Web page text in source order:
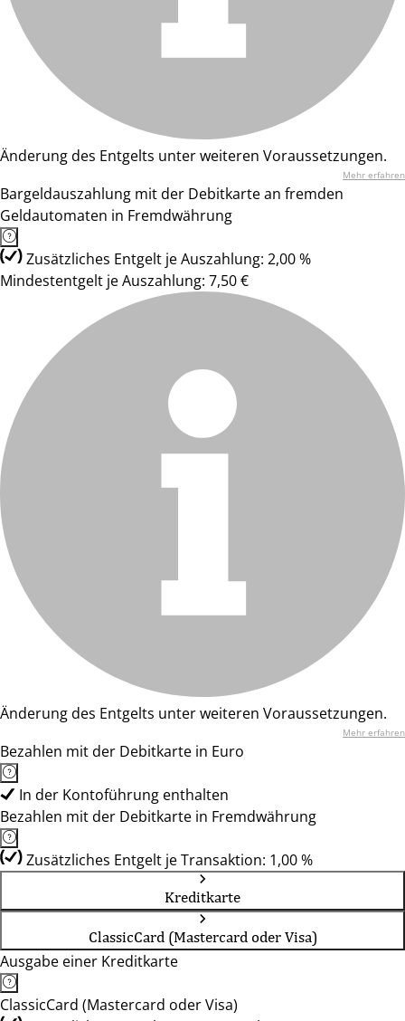
Änderung des Entgelts unter weiteren Voraussetzungen.
Mehr erfahren
Bargeldauszahlung mit der Debitkarte an fremden
Geldautomaten in Fremdwährung
Zusätzliches Entgelt je Auszahlung: 2,00 %
Mindestentgelt je Auszahlung: 7,50 €
Änderung des Entgelts unter weiteren Voraussetzungen.
Mehr erfahren
Bezahlen mit der Debitkarte in Euro
In der Kontoführung enthalten
Bezahlen mit der Debitkarte in Fremdwährung
Zusätzliches Entgelt je Transaktion: 1,00 %
Kreditkarte
ClassicCard (Mastercard oder Visa)
Ausgabe einer Kreditkarte
ClassicCard (Mastercard oder Visa)